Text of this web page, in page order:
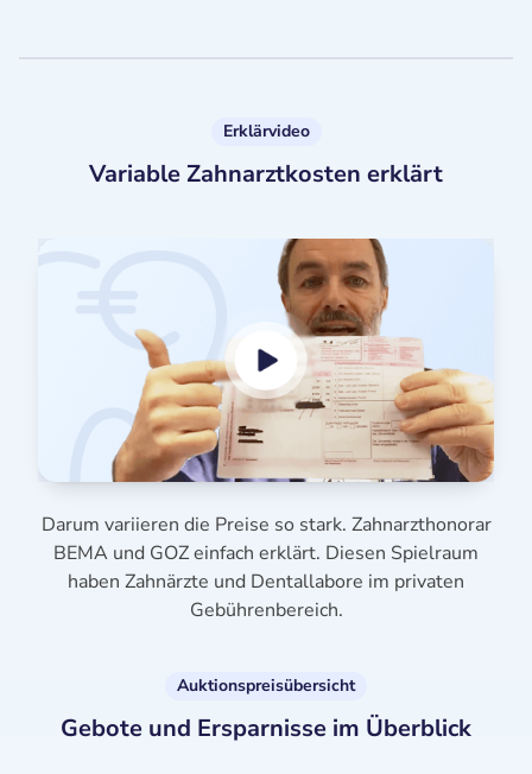
Erklärvideo
Variable Zahnarztkosten erklärt
Darum variieren die Preise so stark. Zahnarzthonorar
BEMA und GOZ einfach erklärt. Diesen Spielraum
haben Zahnärzte und Dentallabore im privaten
Gebührenbereich.
Auktionspreisübersicht
Gebote und Ersparnisse im Überblick